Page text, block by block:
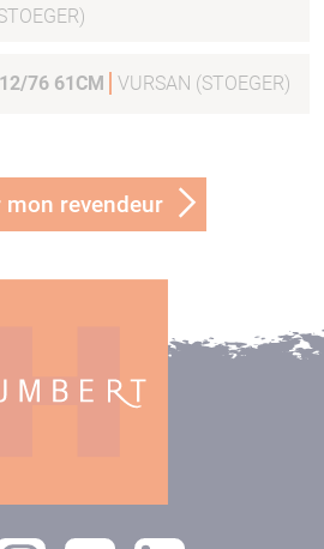
76 61CM VURSAN (STOEGER)
mon revendeur